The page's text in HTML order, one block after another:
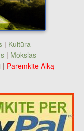
| Kultūra
| Mokslas
| Paremkite Alką